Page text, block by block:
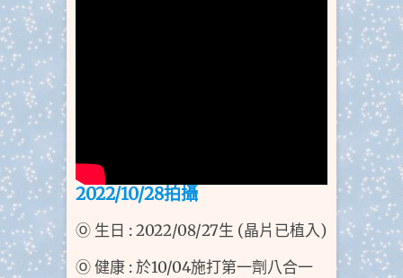
2022/10/28拍攝
Ⓞ 生日 : 2022/08/27生 (晶片已植入)
Ⓞ 健康 : 於10/04施打第一劑八合一